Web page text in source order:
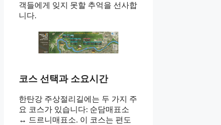
객들에게 잊지 못할 추억을 선사합
니다.
코스 선택과 소요시간
한탄강 주상절리길에는 두 가지 주
요 코스가 있습니다: 순담매표소
↔ 드르니매표소. 이 코스는 편도